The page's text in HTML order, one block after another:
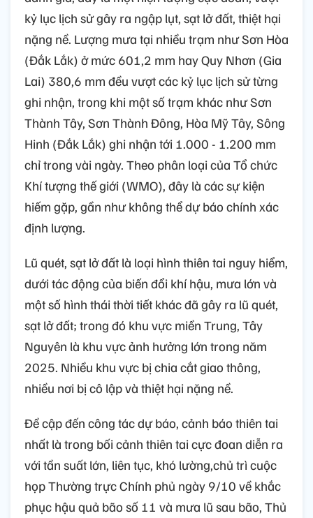
kỷ lục lịch sử gây ra ngập lụt, sạt lở đất, thiệt hại
nặng nề. Lượng mưa tại nhiều trạm như Sơn Hòa
(Đắk Lắk) ở mức 601,2 mm hay Quy Nhơn (Gia
Lai) 380,6 mm đều vượt các kỷ lục lịch sử từng
ghi nhận, trong khi một số trạm khác như Sơn
Thành Tây, Sơn Thành Đông, Hòa Mỹ Tây, Sông
Hinh (Đắk Lắk) ghi nhận tới 1.000 - 1.200 mm
chỉ trong vài ngày. Theo phân loại của Tổ chức
Khí tượng thế giới (WMO), đây là các sự kiện
hiếm gặp, gần như không thể dự báo chính xác
định lượng.
Lũ quét, sạt lở đất là loại hình thiên tai nguy hiểm,
dưới tác động của biến đổi khí hậu, mưa lớn và
một số hình thái thời tiết khác đã gây ra lũ quét,
sạt lở đất; trong đó khu vực miền Trung, Tây
Nguyên là khu vực ảnh hưởng lớn trong năm
2025. Nhiều khu vực bị chia cắt giao thông,
nhiều nơi bị cô lập và thiệt hại nặng nề.
Đề cập đến công tác dự báo, cảnh báo thiên tai
nhất là trong bối cảnh thiên tai cực đoan diễn ra
với tần suất lớn, liên tục, khó lường,chủ trì cuộc
họp Thường trực Chính phủ ngày 9/10 về khắc
phục hậu quả bão số 11 và mưa lũ sau bão, Thủ